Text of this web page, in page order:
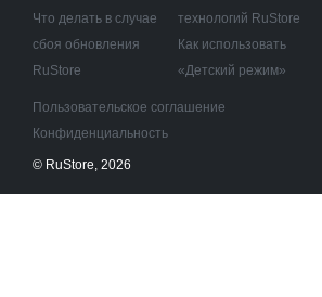
Что делать в случае
сбоя обновления
RuStore
технологий RuStore
Как использовать
«Детский режим»
Пользовательское соглашение
Конфиденциальность
© RuStore, 2026